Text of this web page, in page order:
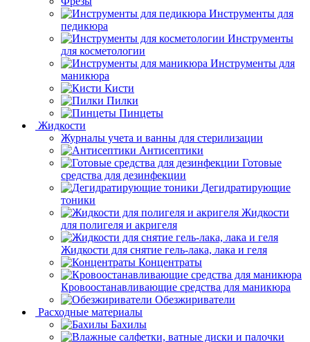
Инструменты для
педикюра
Инструменты
для косметологии
Инструменты для
маникюра
Кисти
Пилки
Пинцеты
Жидкости
Журналы учета и ванны для стерилизации
Антисептики
Готовые
средства для дезинфекции
Дегидратирующие
тоники
Жидкости
для полигеля и акригеля
Жидкости для снятие гель-лака, лака и геля
Концентраты
Кровоостанавливающие средства для маникюра
Обезжириватели
Расходные материалы
Бахилы